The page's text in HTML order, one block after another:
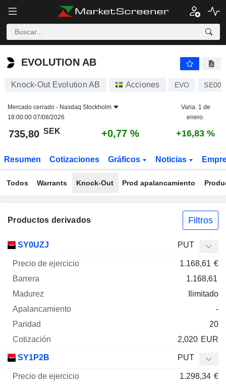
EVOLUTION AB
EVOLUTION AB
Knock-Out Evolution AB Acciones EVO
Mercado cerrado - Nasdaq Stockholm
18:00:00 07/08/2026
Varia. 1 de
enero.
735,80 SEK +0,77 % +16,83 %
Resumen Cotizaciones Gráficos Noticias
Todos Warrants Knock-Out Prod apalancamiento
Productos derivados Filtros
Mnemo
ejercicio
Elasticidad
SY0UZJ PUT
1.168,61 €
1.168,61
Ilimitado
-
20
2,020 EUR
SY1P2B PUT
1.298,34 €